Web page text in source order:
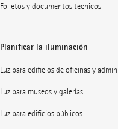
Folletos y documentos técnicos
Planificar la iluminación
Luz para edificios de oficinas y
Luz para museos y galerías
Luz para edificios públicos